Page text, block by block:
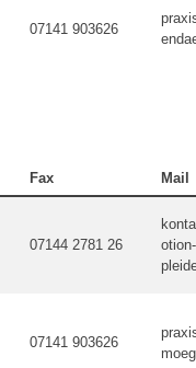
07141 903626
Fax Mail
07144 2781 26
otion-
07141 903626